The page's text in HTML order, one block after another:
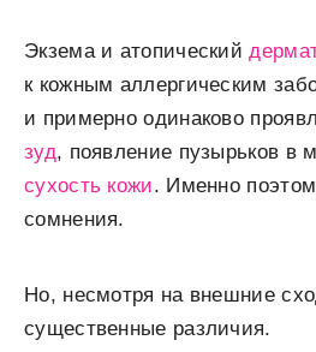
Экзема и атопический
к кожным аллергическим
и примерно одинаково
зуд, появление пузырьков в
сухость кожи. Именно
сомнения.
Но, несмотря на внешние
существенные различия.